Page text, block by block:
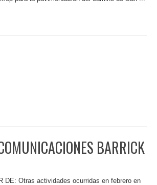
BARRICK
DE: Otras actividades ocurridas en febrero en